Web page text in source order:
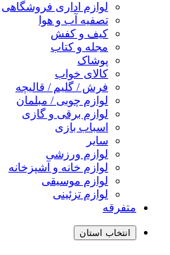
لوازم اداری فروشگاهی
تصفیه آب و هوا
کیف و کفش
مجله و کتاب
پوشاک
کالای خواب
فرش / گلیم / قالیچه
لوازم چوبی / مبلمان
لوازم برقی و گازی
اسباب بازی
سایر
لوازم ورزشی
لوازم خانه و آشپزخانه
لوازم موسیقی
لوازم تزئینی
متفرقه
انتخاب استان